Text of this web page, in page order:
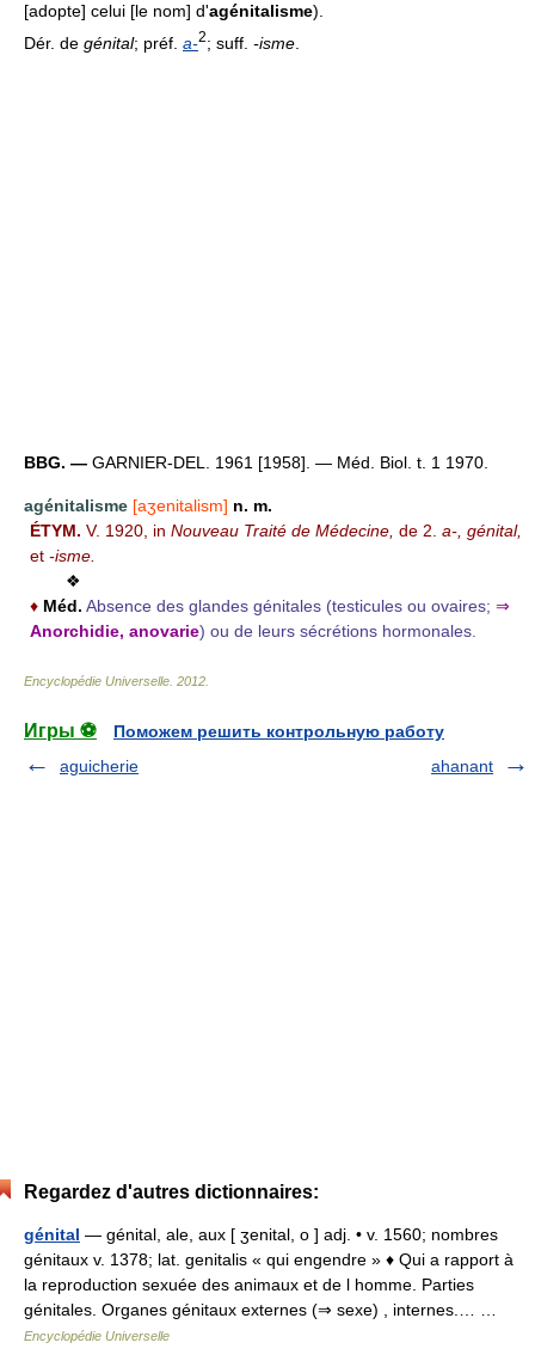
[adopte] celui [le nom] d'agénitalisme).
Dér. de génital; préf. a-2; suff. -isme
BBG. — GARNIER-DEL. 1961 [1958]. — Méd. Biol. t. 1 1970.
agénitalisme [aʒenitalism] n. m.
ÉTYM. V. 1920, in Nouveau Traité de Médecine, de 2. a-, génital,
et -isme.
❖
♦ Méd. Absence des glandes génitales (testicules ou ovaires; ⇒
Anorchidie, anovarie) ou de leurs sécrétions hormonales.
Encyclopédie Universelle 2012
Игры ⚽
Поможем решить контрольную работу
aguicherie
ahanant
Regardez d'autres dictionnaires:
génital — génital, ale, aux [ ʒenital, o ] adj. • v. 1560; nombres
génitaux v. 1378; lat. genitalis « qui engendre » ♦ Qui a rapport à
la reproduction sexuée des animaux et de l homme. Parties
génitales. Organes génitaux externes (⇒ sexe) , internes.… …
Encyclopédie Universelle